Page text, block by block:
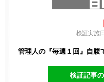
検証実施
管理人の『毎週１回』自腹
検証記事